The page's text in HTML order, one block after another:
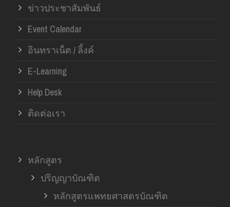
ข่าวประชาสัมพันธ์
Event Calendar
อินทราเน็ต / ลิ้งค์
E-Learning
Help Desk
ติดต่อเรา
หลักสูตร
ปริญญาบัณฑิต
หลักสูตรแพทยศาสตรบัณฑิต